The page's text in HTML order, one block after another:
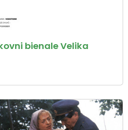
bienale Velika